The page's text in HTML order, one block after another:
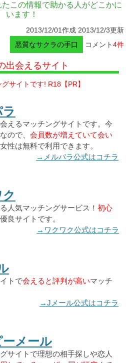
この情報で助かる人がどこかに
います！
2013/12/01作成 2013/12/3更新
悪質なサクラの手口
コメント4件
出会えるサイト
サイトです! R18【PR】
えるマッチングサイトです。今
ので、 会員数が増えていて会い
性は無料で利用できます。
→メルパラ公式はコチラ
人気マッチングサービス！ 初心
良サイトです。
→ワクワク公式はコチラ
トで会えると評判が高いマッチ
→Jメール公式はコチラ
メール
サイトで理想の相手探しや恋人